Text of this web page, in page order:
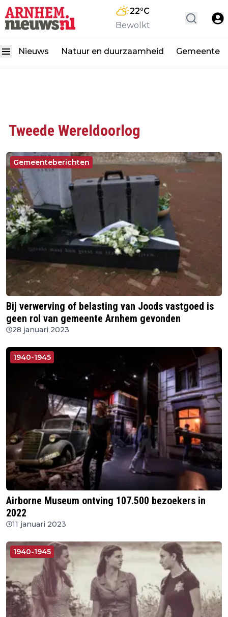
22°C
Bewolkt
Nieuws Natuur en duurzaamheid Gemeente
Tweede Wereldoorlog
Gemeenteberichten
Bij verwerving of belasting van Joods vastgoed is
geen rol van gemeente Arnhem gevonden
28 januari 2023
1940-1945
Airborne Museum ontving 107.500 bezoekers in
2022
11 januari 2023
1940-1945